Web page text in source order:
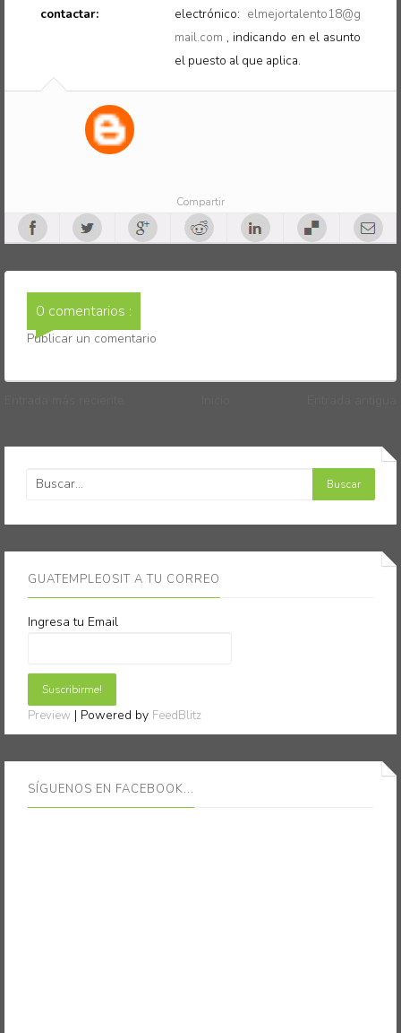
contactar:
electrónico: elmejortalento18@g
mail.com , indicando en el asunto
el puesto al que aplica.
Compartir
0 comentarios :
Publicar un comentario
GUATEMPLEOSIT A TU CORREO
Ingresa tu Email
Preview | Powered by FeedBlitz
SÍGUENOS EN FACEBOOK...